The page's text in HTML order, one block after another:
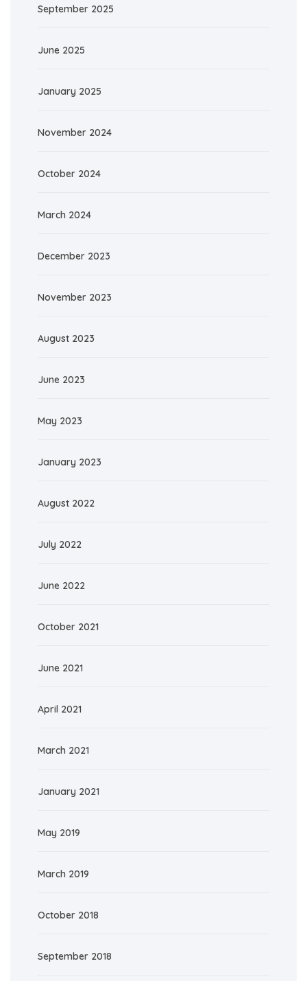
September 2025
June 2025
January 2025
November 2024
October 2024
March 2024
December 2023
November 2023
August 2023
June 2023
May 2023
January 2023
August 2022
July 2022
June 2022
October 2021
June 2021
April 2021
March 2021
January 2021
May 2019
March 2019
October 2018
September 2018